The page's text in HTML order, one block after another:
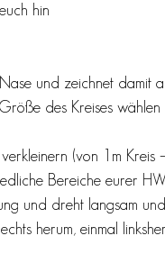
hin
und zeichnet damit
des Kreises
(von 1m Kreis
Bereiche eurer
und dreht langsam
herum, einmal